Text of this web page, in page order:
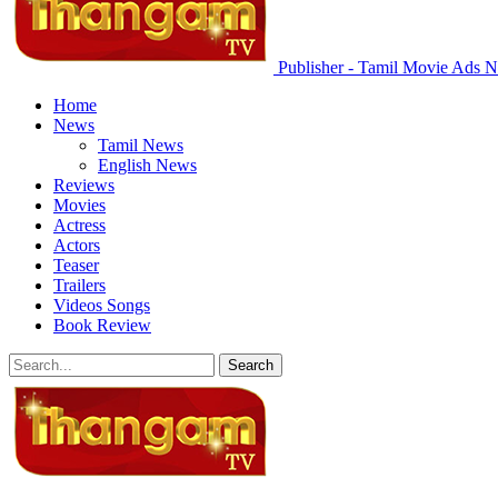
Publisher - Tamil Movie Ads
Home
News
Tamil News
English News
Reviews
Movies
Actress
Actors
Teaser
Trailers
Videos Songs
Book Review